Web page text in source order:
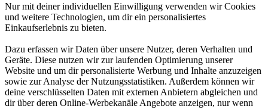
Nur mit deiner individuellen Einwilligung verwenden wir Cookies
und weitere Technologien, um dir ein personalisiertes
Einkaufserlebnis zu bieten.
Dazu erfassen wir Daten über unsere Nutzer, deren Verhalten und
Geräte. Diese nutzen wir zur laufenden Optimierung unserer
Website und um dir personalisierte Werbung und Inhalte anzuzeigen
sowie zur Analyse der Nutzungsstatistiken. Außerdem können wir
deine verschlüsselten Daten mit externen Anbietern abgleichen und
dir über deren Online-Werbekanäle Angebote anzeigen, nur wenn